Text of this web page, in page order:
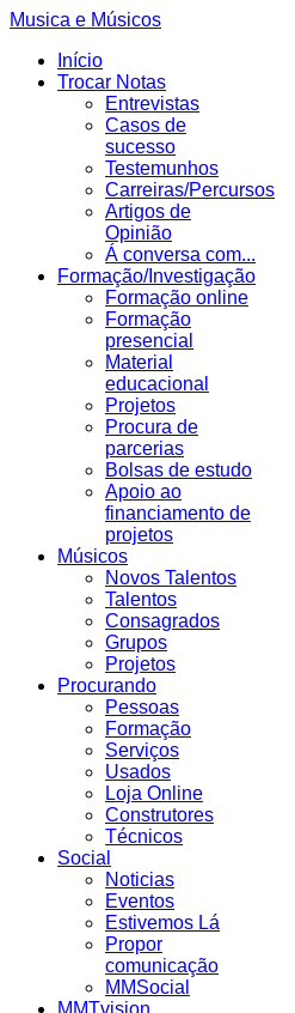
Musica e Músicos
Início
Trocar Notas
Entrevistas
Casos de
sucesso
Testemunhos
Carreiras/Percursos
Artigos de
Opinião
Á conversa com...
Formação/Investigação
Formação online
Formação
presencial
Material
educacional
Projetos
Procura de
parcerias
Bolsas de estudo
Apoio ao
financiamento de
projetos
Músicos
Novos Talentos
Talentos
Consagrados
Grupos
Projetos
Procurando
Pessoas
Formação
Serviços
Usados
Loja Online
Construtores
Técnicos
Social
Noticias
Eventos
Estivemos Lá
Propor
comunicação
MMSocial
MMTvision